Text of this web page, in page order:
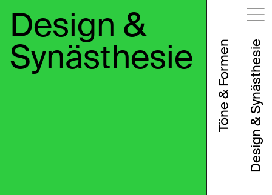
Design &
Synästhesie Design & Synästhesie
Töne & Formen